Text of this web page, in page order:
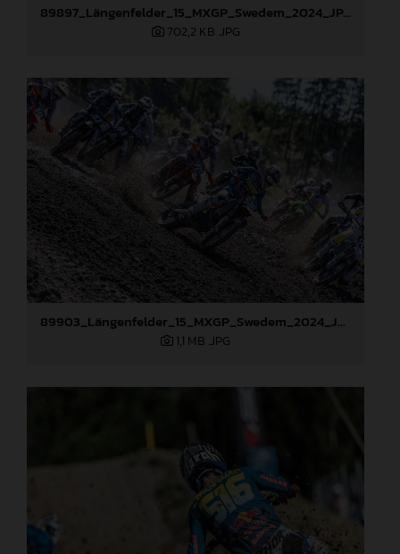
89897_Längenfelder_15_MXGP_Swedem_2024_JPA_22A3308
702,2 KB .JPG
89903_Längenfelder_15_MXGP_Swedem_2024_JPA_22A7353
1,1 MB .JPG